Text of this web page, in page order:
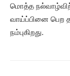
மொத்த
வாய்ப்பினை பெற
நம்புகிறது.